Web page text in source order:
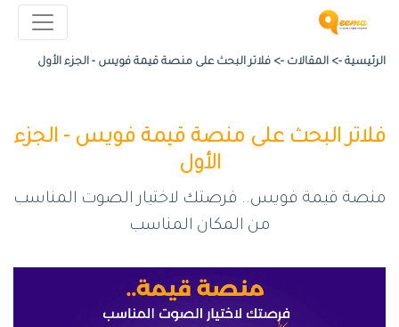
الرئيسية -> المقالات -> فلاتر البحث على منصة قيمة فويس - الجزء الأول
فلاتر البحث على منصة قيمة فويس - الجزء
الأول
منصة قيمة فويس.. فرصتك لاختيار الصوت المناسب
من المكان المناسب